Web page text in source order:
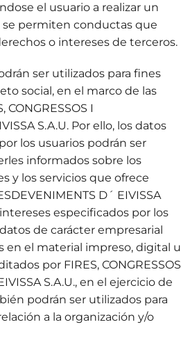
el usuario a realizar un
se permiten conductas que
o intereses de terceros.
ser utilizados para fines
social, en el marco de las
I
S.A.U. Por ello, los datos
los usuarios podrán ser
informados sobre los
y los servicios que ofrece
D´ EIVISSA
especificados por los
de carácter empresarial
en el material impreso, digital u
por FIRES, CONGRESSOS
S.A.U., en el ejercicio de
podrán ser utilizados para
a la organización y/o